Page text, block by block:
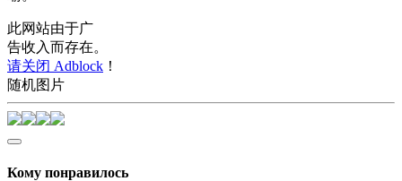
此网站由于广
告收入而存在。
请关闭 Adblock ！
随机图片
Кому понравилось